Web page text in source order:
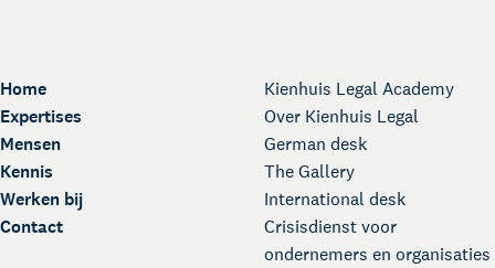
Home
Expertises
Mensen
Kennis
Werken bij
Contact
Kienhuis Legal Academy
Over Kienhuis Legal
German desk
The Gallery
International desk
Crisisdienst voor
ondernemers en organisaties